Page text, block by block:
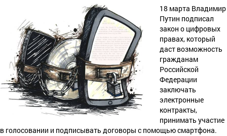
18 марта Владимир
Путин подписал
закон о цифровых
правах, который
даст возможность
гражданам
Российской
Федерации
заключать
электронные
контракты,
принимать участие
в голосовании и подписывать договоры с помощью смартфона.